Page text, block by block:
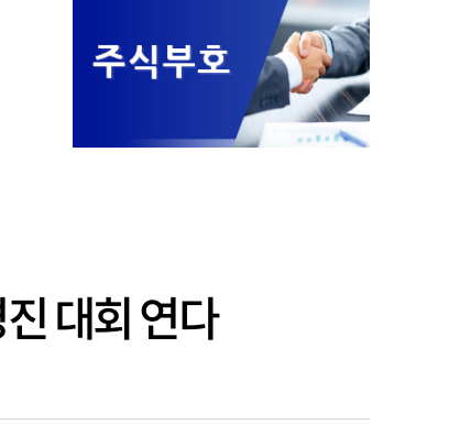
대회 연다